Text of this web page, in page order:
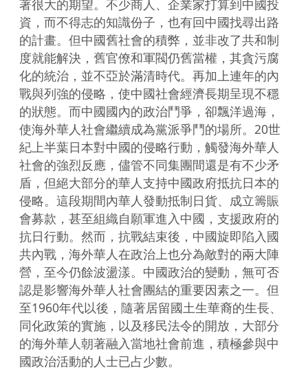
著很大的期望。不少商人、企業家打算到中國投
資，而不得志的知識份子，也有回中國找尋出路
的計畫。但中國舊社會的積弊，並非改了共和制
度就能解決，舊官僚和軍閥仍舊當權，其貪污腐
化的統治，並不亞於滿清時代。再加上連年的內
戰與列強的侵略，使中國社會經濟長期呈現不穩
的狀態。而中國國內的政治鬥爭，卻飄洋過海，
使海外華人社會繼續成為黨派爭鬥的場所。20世
紀上半葉日本對中國的侵略行動，觸發海外華人
社會的強烈反應，儘管不同集團間還是有不少矛
盾，但絕大部分的華人支持中國政府抵抗日本的
侵略。這段期間內華人發動抵制日貨、成立籌賑
會募款，甚至組織自願軍進入中國，支援政府的
抗日行動。然而，抗戰結束後，中國旋即陷入國
共內戰，海外華人在政治上也分為敵對的兩大陣
營，至今仍餘波盪漾。中國政治的變動，無可否
認是影響海外華人社會團結的重要因素之一。但
至1960年代以後，隨著居留國土生華裔的生長、
同化政策的實施，以及移民法令的開放，大部分
的海外華人朝著融入當地社會前進，積極參與中
國政治活動的人士已占少數。